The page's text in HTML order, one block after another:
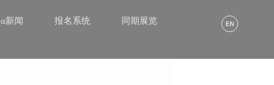
α新闻 报名系统 同期展览